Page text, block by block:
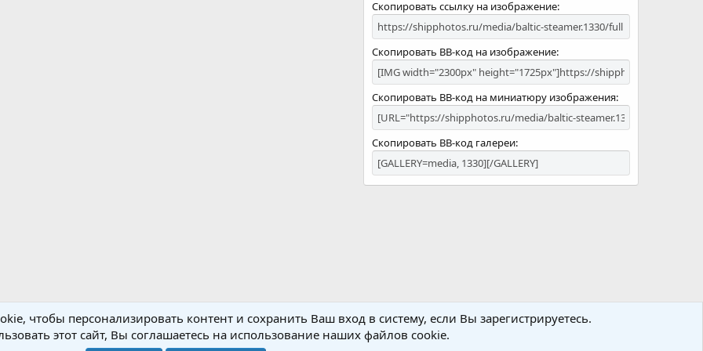
Скопировать ссылку на изображение
Скопировать BB-код на изображение
Скопировать BB-код на миниатюру изображения
Скопировать BB-код галереи
Обратная связь Условия и правила Политика конфиденциальности
чтобы персонализировать контент и сохранить Ваш вход в систему, если Вы зарегистрируетесь.
этот сайт, Вы соглашаетесь на использование наших файлов cookie.